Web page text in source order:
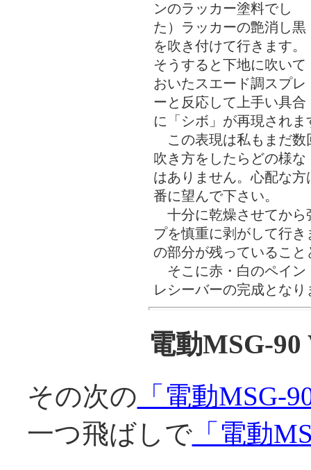
ンのラッカー塗料でし
た）ラッカーの艶消し黒
を吹き付けて行きます。
そうすると下地に吹いて
おいたスエード調スプレ
ーと反応して上手い具合
に「シボ」が再現されま
この表現は私もまだ数
吹き方をしたらどの様
はありません。心配な
番に望んで下さい。
十分に乾燥させてから
プを慎重に剥がして行
の部分が残っていること
そこに赤・白のペイン
レシーバーの完成となり
電動MSG-
その次の 「電動MSG-
一つ飛ばしで「電動